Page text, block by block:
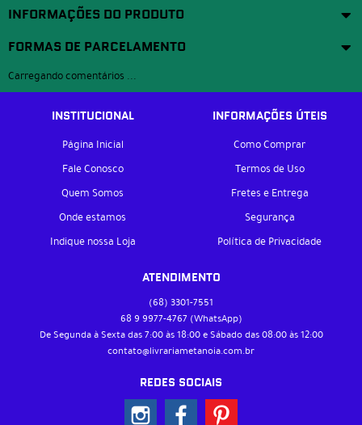
INFORMAÇÕES DO PRODUTO
FORMAS DE PARCELAMENTO
Carregando comentários ...
INSTITUCIONAL
Página Inicial
Fale Conosco
Quem Somos
Onde estamos
Indique nossa Loja
INFORMAÇÕES ÚTEIS
Como Comprar
Termos de Uso
Fretes e Entrega
Segurança
Política de Privacidade
ATENDIMENTO
(68) 3301-7551
68 9 9977-4767 (WhatsApp)
De Segunda à Sexta das 7:00 às 18:00 e Sábado das 08:00 às 12:00
contato@livrariametanoia.com.br
REDES SOCIAIS